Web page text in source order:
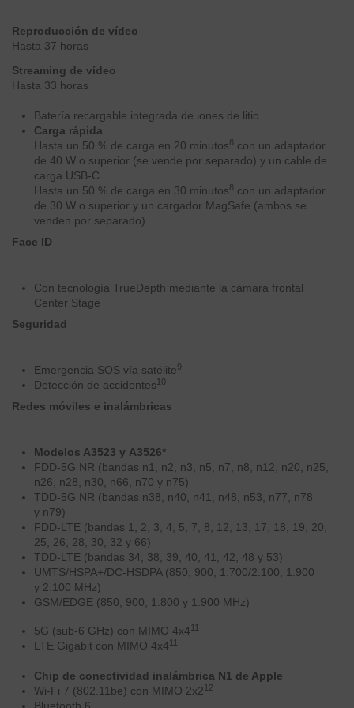
Reproducción de vídeo
Hasta 37 horas
Streaming de vídeo
Hasta 33 horas
Batería recargable integrada de iones de litio
Carga rápida
Hasta un 50 % de carga en 20 minutos8 con un adaptador
de 40 W o superior (se vende por separado) y un cable de
carga USB‑C
Hasta un 50 % de carga en 30 minutos8 con un adaptador
de 30 W o superior y un cargador MagSafe (ambos se
venden por separado)
Face ID
Con tecnología TrueDepth mediante la cámara frontal
Center Stage
Seguridad
Emergencia SOS vía satélite9
Detección de accidentes10
Redes móviles e inalámbricas
Modelos A3523 y A3526*
FDD-5G NR (bandas n1, n2, n3, n5, n7, n8, n12, n20, n25,
n26, n28, n30, n66, n70 y n75)
TDD-5G NR (bandas n38, n40, n41, n48, n53, n77, n78
y n79)
FDD-LTE (bandas 1, 2, 3, 4, 5, 7, 8, 12, 13, 17, 18, 19, 20,
25, 26, 28, 30, 32 y 66)
TDD-LTE (bandas 34, 38, 39, 40, 41, 42, 48 y 53)
UMTS/HSPA+/DC-HSDPA (850, 900, 1.700/2.100, 1.900
y 2.100 MHz)
GSM/EDGE (850, 900, 1.800 y 1.900 MHz)
5G (sub‑6 GHz) con MIMO 4x411
LTE Gigabit con MIMO 4x411
Chip de conectividad inalámbrica N1 de Apple
Wi‑Fi 7 (802.11be) con MIMO 2x212
Bluetooth 6